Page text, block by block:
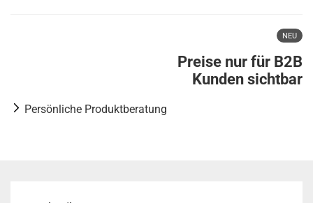
NEU
Preise nur für B2B
Kunden sichtbar
Persönliche Produktberatung